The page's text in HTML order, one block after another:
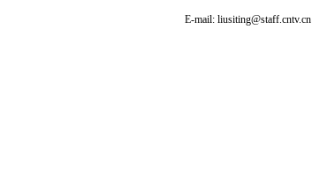
E-mail: liusiting@staff.cntv.cn